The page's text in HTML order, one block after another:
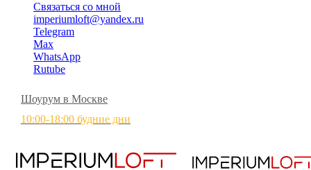
Связаться со мной
imperiumloft@yandex.ru
Telegram
Max
WhatsApp
Rutube
Шоурум в Москве
10:00-18:00 будние дни